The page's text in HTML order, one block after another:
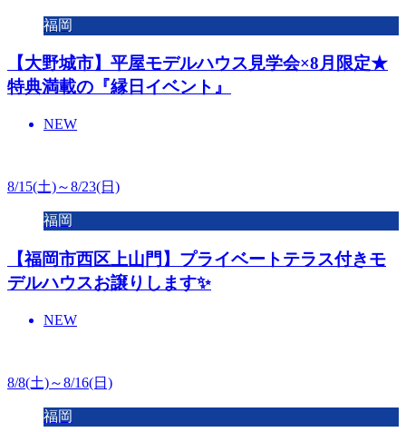
福岡
【大野城市】平屋モデルハウス見学会×8月限定★
特典満載の『縁日イベント』
NEW
8/15(土)～8/23(日)
福岡
【福岡市西区上山門】プライベートテラス付きモ
デルハウスお譲りします✨
NEW
8/8(土)～8/16(日)
福岡